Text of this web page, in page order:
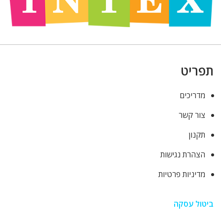
תפריט
מדריכים
צור קשר
תקנון
הצהרת נגישות
מדיניות פרטיות
ביטול עסקה